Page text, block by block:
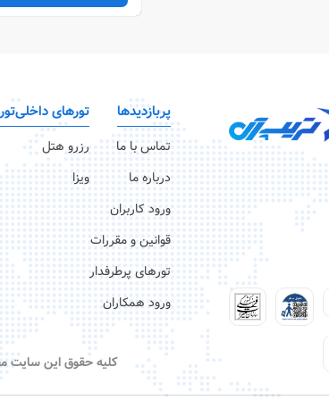
پربازدیدها
تماس با ما
درباره ما
ورود کاربران
قوانین و مقررات
تورهای پرطرفدار
ورود همکاران
تورهای داخلی
رزرو هتل
ویزا
کلیه حقوق این سایت